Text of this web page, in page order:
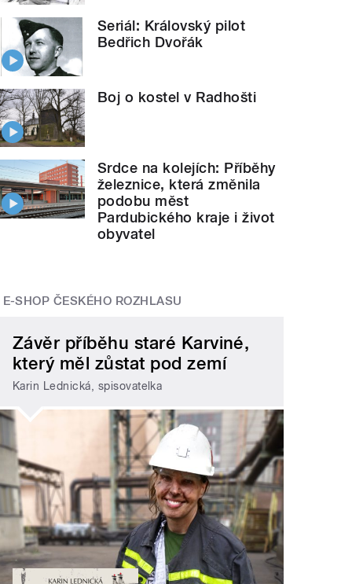
Seriál: Královský pilot
Bedřich Dvořák
Boj o kostel v Radhošti
Srdce na kolejích: Příběhy
železnice, která změnila
podobu měst
Pardubického kraje i život
obyvatel
E-SHOP ČESKÉHO ROZHLASU
Závěr příběhu staré Karviné,
který měl zůstat pod zemí
Karin Lednická, spisovatelka